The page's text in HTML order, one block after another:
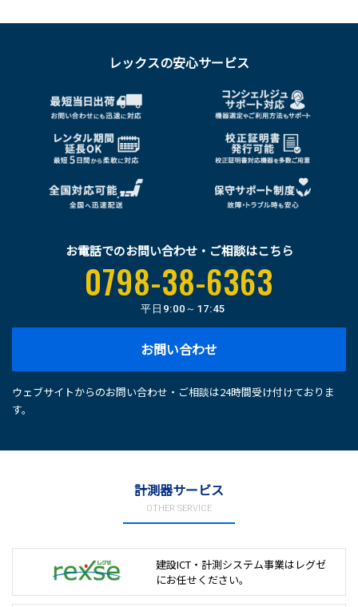
レックスの安心サービス
お電話でのお問い合わせ・ご相談はこちら
0798-38-6363
平日 9:00～17:45
お問い合わせ
ウェブサイトからのお問い合わせ・ご相談は24時間受け付けておりま
す。
計測器サービス
OTHER SERVICE
建設ICT・計測システム事業は レグゼ
にお任せください。